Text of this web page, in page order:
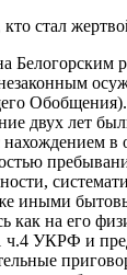
стал
двух лет
как на его
ч.4 УКРФ и